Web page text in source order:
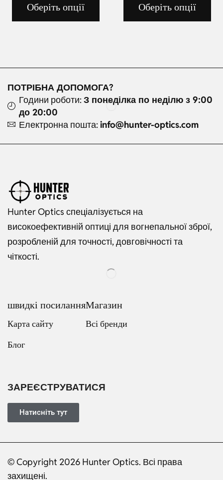
Оберіть опції Оберіть опції
ПОТРІБНА ДОПОМОГА?
Години роботи: З понеділка по неділю з 9:00
до 20:00
Електронна пошта: info@hunter-optics.com
Hunter Optics спеціалізується на
високоефективній оптиці для вогнепальної зброї,
розробленій для точності, довговічності та
чіткості.
швидкі посилання
Карта сайту
Блог
Магазин
Всі бренди
ЗАРЕЄСТРУВАТИСЯ
Натисніть тут
© Copyright 2026 Hunter Optics. Всі права
захищені.
German
Portuguese